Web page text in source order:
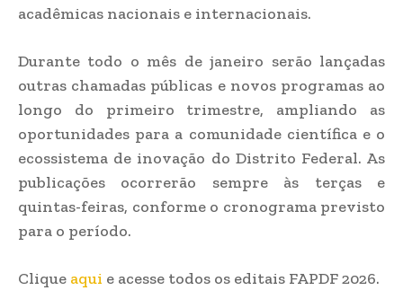
acadêmicas nacionais e internacionais.
Durante todo o mês de janeiro serão lançadas
outras chamadas públicas e novos programas ao
longo do primeiro trimestre, ampliando as
oportunidades para a comunidade científica e o
ecossistema de inovação do Distrito Federal. As
publicações ocorrerão sempre às terças e
quintas-feiras, conforme o cronograma previsto
para o período.
Clique aqui e acesse todos os editais FAPDF 2026.